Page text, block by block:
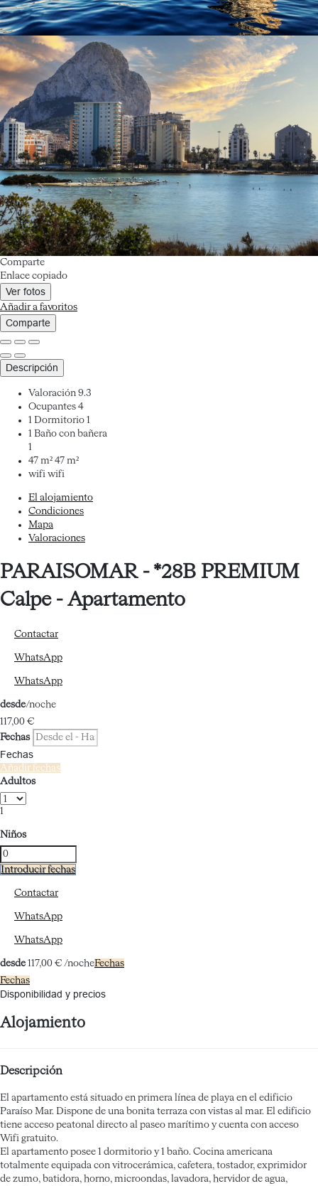
Comparte
Enlace copiado
Ver fotos
Añadir a favoritos
Comparte
Descripción
Valoración 9.3
Ocupantes 4
1 Dormitorio 1
1 Baño con bañera
1
47 m² 47 m²
wifi wifi
El alojamiento
Condiciones
Mapa
Valoraciones
PARAISOMAR - *28B PREMIUM
Calpe - Apartamento
Contactar
WhatsApp
WhatsApp
desde/noche
117,00 €
Fechas
Fechas
Añadir fechas
Adultos
1
Niños
Introducir fechas
Contactar
WhatsApp
WhatsApp
desde 117,00 € /nocheFechas
Fechas
Disponibilidad y precios
Alojamiento
Descripción
El apartamento está situado en primera línea de playa en el edificio
Paraíso Mar. Dispone de una bonita terraza con vistas al mar. El edificio
tiene acceso peatonal directo al paseo marítimo y cuenta con acceso
Wifi gratuito.
El apartamento posee 1 dormitorio y 1 baño. Cocina americana
totalmente equipada con vitrocerámica, cafetera, tostador, exprimidor
de zumo, batidora, horno, microondas, lavadora, hervidor de agua,